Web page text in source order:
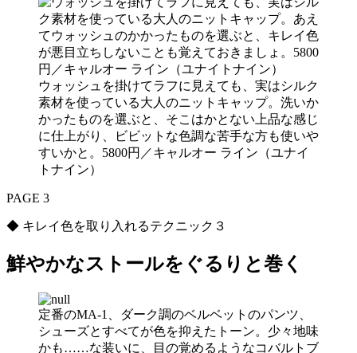
ウォッシュを掛けてラフに見えても、実はシルク
素材を使っている大人のニットキャップ。洗いか
かったものを選ぶと、そこはかとない上品な感じ
に仕上がり、ビビットな色調な苦手な方も使いや
すいかと。5800円／キャルオー ライン（ユナイ
トナイン）
PAGE 3
◆ キレイ色を取り入れるテクニック３
鮮やかなストールをぐるりと巻く
定番のMA-1、ダーク調のベルベットのパンツ、
シューズとすべてが色を抑えたトーン。少々地味
かも……な装いに、目の覚めるようなコバルトブ